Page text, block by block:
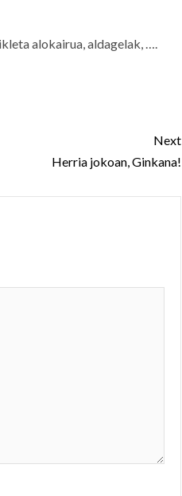
alokairua, aldagelak, ….
Next
Herria jokoan, Ginkana!